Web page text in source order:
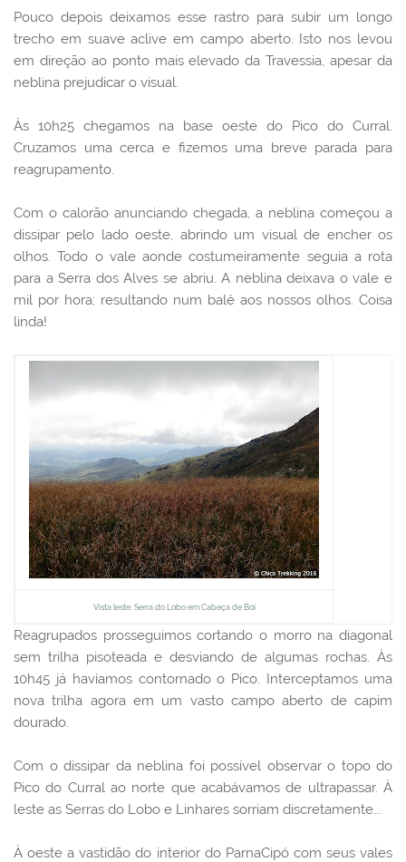
Pouco depois deixamos esse rastro para subir um longo
trecho em suave aclive em campo aberto. Isto nos levou
em direção ao ponto mais elevado da Travessia, apesar da
neblina prejudicar o visual.
Às 10h25 chegamos na base oeste do Pico do Curral.
Cruzamos uma cerca e fizemos uma breve parada para
reagrupamento.
Com o calorão anunciando chegada, a neblina começou a
dissipar pelo lado oeste, abrindo um visual de encher os
olhos. Todo o vale aonde costumeiramente seguia a rota
para a Serra dos Alves se abriu. A neblina deixava o vale e
mil por hora; resultando num balé aos nossos olhos. Coisa
linda!
Vista leste: Serra do Lobo em Cabeça de Boi
Reagrupados prosseguimos cortando o morro na diagonal
sem trilha pisoteada e desviando de algumas rochas. Às
10h45 já havíamos contornado o Pico. Interceptamos uma
nova trilha agora em um vasto campo aberto de capim
dourado.
Com o dissipar da neblina foi possível observar o topo do
Pico do Curral ao norte que acabávamos de ultrapassar. À
leste as Serras do Lobo e Linhares sorriam discretamente...
À oeste a vastidão do interior do ParnaCipó com seus vales